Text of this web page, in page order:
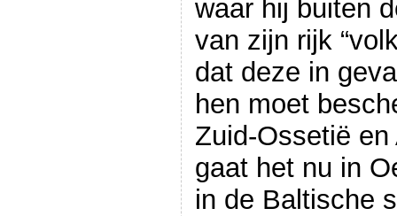
waar hij buiten
van zijn rijk
dat deze in
hen moet
Zuid-Ossetië
gaat het nu in
in de Baltische